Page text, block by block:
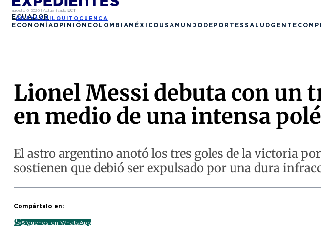
agosto 6, 2026 | Actualizado ECT
ECUADOR
GUAYAQUIL QUITO CUENCA
ECONOMÍAOPINIÓN COLOMBIA MÉXICO USA MUNDO DEPORTES SALUD GENTE
Lionel Messi debuta con un
en medio de una intensa
El astro argentino anotó los tres goles de la victoria
sostienen que debió ser expulsado por una dura
Compártelo en:
Síguenos en WhatsApp